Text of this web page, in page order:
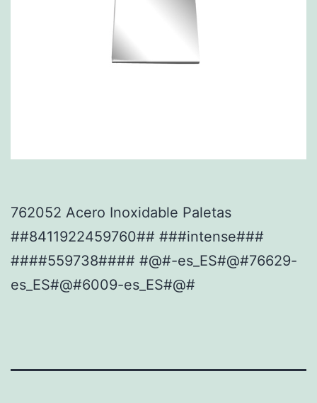
762052 Acero Inoxidable Paletas
##8411922459760## ###intense###
####559738#### #@#-es_ES#@#76629-
es_ES#@#6009-es_ES#@#